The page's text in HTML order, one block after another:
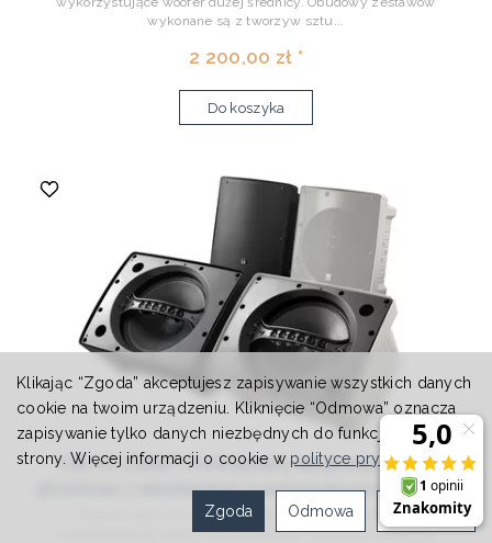
wykonane są z tworzyw sztu...
2 200,00 zł *
Do koszyka
TOA HS-1200WT Profesjonalny dwudrożny zestaw
głosnikowy z wbudowanym transformatorem mocy 60W
Głosniki serii HS-1200 WT to dwudrozne konstrukcje
wykorzystujace woofer duzej srednicy. Obudowy zestawów
Klikając “Zgoda” akceptujesz zapisywanie wszystkich danych
cookie na twoim urządzeniu. Kliknięcie “Odmowa” oznacza
zapisywanie tylko danych niezbędnych do funkcjonowania
strony. Więcej informacji o cookie w polityce prywatności.
Ustawienia
Odmowa
Zgoda